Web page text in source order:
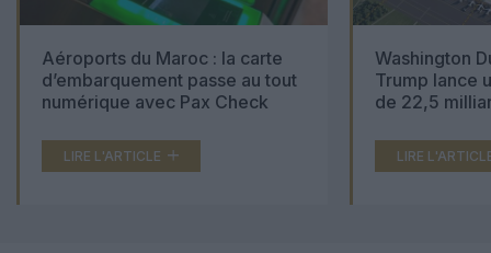
Aéroports du Maroc : la carte
d’embarquement passe au tout
numérique avec Pax Check
LIRE L'ARTICLE
Washington
Trump lance
de 22,5
LIRE